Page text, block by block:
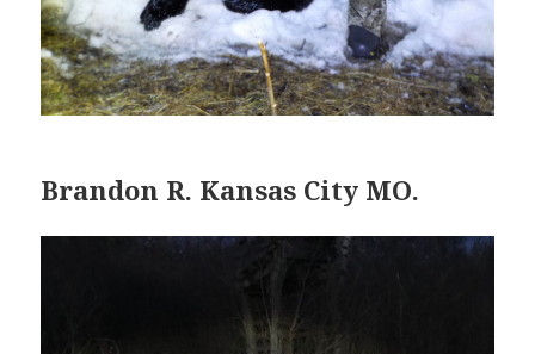
Brandon R. Kansas City MO.